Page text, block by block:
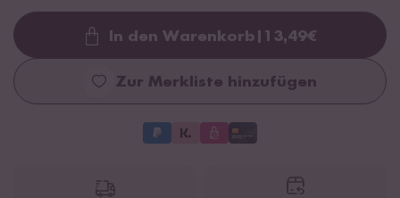
Loading...
In den Warenkorb 13,49€
Zur Merkliste hinzufügen